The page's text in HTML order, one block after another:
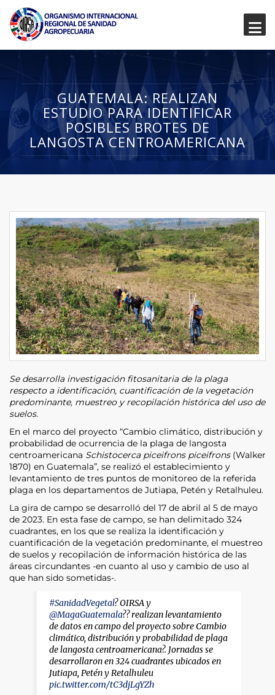
GUATEMALA: REALIZAN
ESTUDIO PARA IDENTIFICAR
POSIBLES BROTES DE
LANGOSTA CENTROAMERICANA
Se desarrolla investigación fitosanitaria de la plaga
respecto a identificación, cuantificación de la vegetación
predominante, muestreo y recopilación histórica del uso de
suelos.
En el marco del proyecto “Cambio climático, distribución y
probabilidad de ocurrencia de la plaga de langosta
centroamericana Schistocerca piceifrons piceifrons(Walker
1870) en Guatemala”, se realizó el establecimiento y
levantamiento de tres puntos de monitoreo de la referida
plaga en los departamentos de Jutiapa, Petén y Retalhuleu.
La gira de campo se desarrolló del 17 de abril al 5 de mayo
de 2023. En esta fase de campo, se han delimitado 324
cuadrantes, en los que se realiza la identificación y
cuantificación de la vegetación predominante, el muestreo
de suelos y recopilación de información histórica de las
áreas circundantes -en cuanto al uso y cambio de uso al
que han sido sometidas-.
#SanidadVegetal? OIRSA y
@MagaGuatemala?? realizan levantamiento
de datos en campo del proyecto sobre Cambio
climático, distribución y probabilidad de plaga
de langosta centroamericana?. Jornadas se
desarrollaron en 324 cuadrantes ubicados en
Jutiapa, Petén y Retalhuleu
pic.twitter.com/tC3djLgYZh